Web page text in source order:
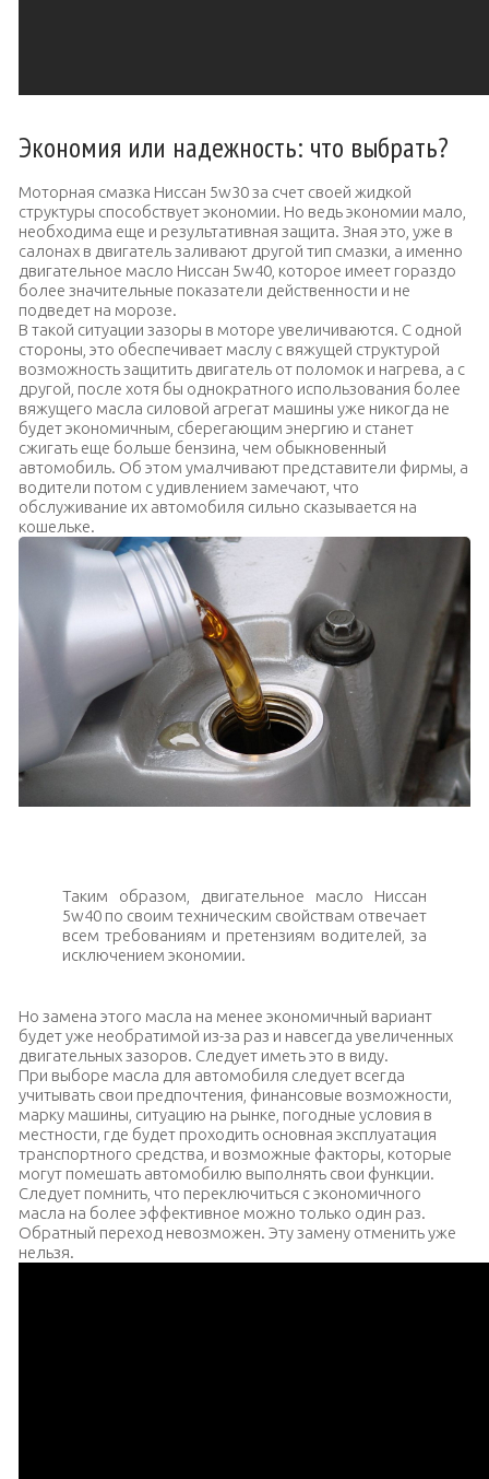
Экономия или надежность: что выбрать?
Моторная смазка Ниссан 5w30 за счет своей жидкой
структуры способствует экономии. Но ведь экономии мало,
необходима еще и результативная защита. Зная это, уже в
салонах в двигатель заливают другой тип смазки, а именно
двигательное масло Ниссан 5w40, которое имеет гораздо
более значительные показатели действенности и не
подведет на морозе.
В такой ситуации зазоры в моторе увеличиваются. С одной
стороны, это обеспечивает маслу с вяжущей структурой
возможность защитить двигатель от поломок и нагрева, а с
другой, после хотя бы однократного использования более
вяжущего масла силовой агрегат машины уже никогда не
будет экономичным, сберегающим энергию и станет
сжигать еще больше бензина, чем обыкновенный
автомобиль. Об этом умалчивают представители фирмы, а
водители потом с удивлением замечают, что
обслуживание их автомобиля сильно сказывается на
кошельке.
Таким образом, двигательное масло Ниссан
5w40 по своим техническим свойствам отвечает
всем требованиям и претензиям водителей, за
исключением экономии.
Но замена этого масла на менее экономичный вариант
будет уже необратимой из-за раз и навсегда увеличенных
двигательных зазоров. Следует иметь это в виду.
При выборе масла для автомобиля следует всегда
учитывать свои предпочтения, финансовые возможности,
марку машины, ситуацию на рынке, погодные условия в
местности, где будет проходить основная эксплуатация
транспортного средства, и возможные факторы, которые
могут помешать автомобилю выполнять свои функции.
Следует помнить, что переключиться с экономичного
масла на более эффективное можно только один раз.
Обратный переход невозможен. Эту замену отменить уже
нельзя.